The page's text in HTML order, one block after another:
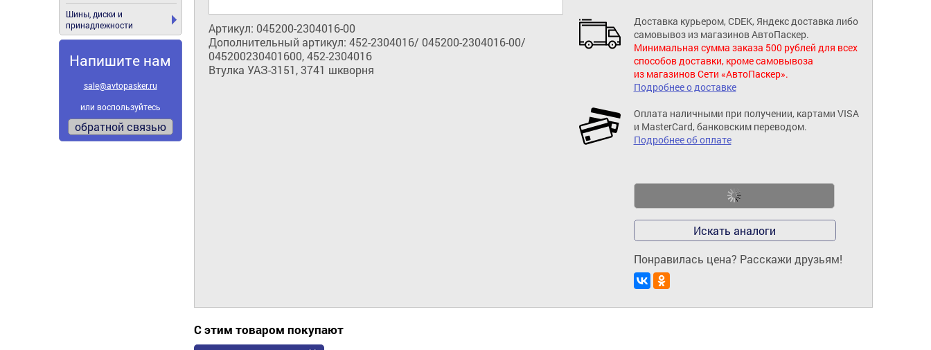
Шины, диски и
принадлежности
Напишите нам
sale@avtopasker.ru
или воспользуйтесь
обратной связью
Доставка курьером, CDEK, Яндекс доставка либо
самовывоз из магазинов АвтоПаскер.
Минимальная сумма заказа 500 рублей для всех
способов доставки, кроме самовывоза
из магазинов Сети «АвтоПаскер».
Подробнее о доставке
Оплата наличными при получении, картами VISA
и MasterCard, банковским переводом.
Подробнее об оплате
Искать аналоги
Понравилась цена? Расскажи друзьям!
Артикул: 045200-2304016-00
Дополнительный артикул: 452-2304016/ 045200-2304016-00/
045200230401600, 452-2304016
Втулка УАЗ-3151, 3741 шкворня
С этим товаром покупают